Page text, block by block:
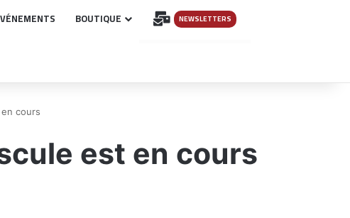
BOUTIQUE INSCRIPTION
NEWSLETTERS
cours
est en cours